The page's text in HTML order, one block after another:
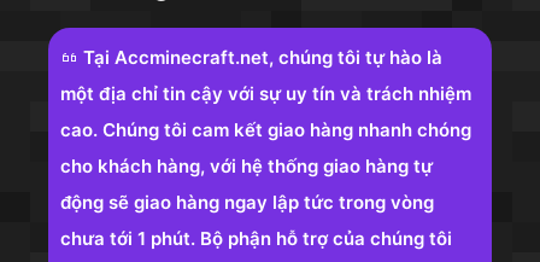
Tại Accminecraft.net, chúng tôi tự hào là
một địa chỉ tin cậy với sự uy tín và trách nhiệm
cao. Chúng tôi cam kết giao hàng nhanh chóng
cho khách hàng, với hệ thống giao hàng tự
động sẽ giao hàng ngay lập tức trong vòng
chưa tới 1 phút. Bộ phận hỗ trợ của chúng tôi